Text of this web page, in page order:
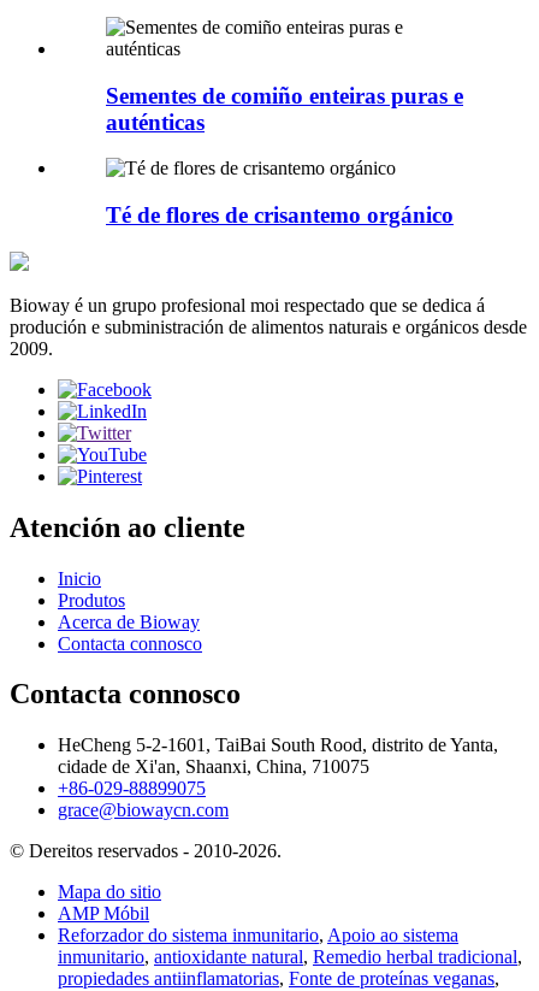
Sementes de comiño enteiras puras e
auténticas
Té de flores de crisantemo orgánico
Bioway é un grupo profesional moi respectado que se dedica á
produción e subministración de alimentos naturais e orgánicos desde
2009.
Atención ao cliente
Inicio
Produtos
Acerca de Bioway
Contacta connosco
Contacta connosco
HeCheng 5-2-1601, TaiBai South Rood, distrito de Yanta,
cidade de Xi'an, Shaanxi, China, 710075
+86-029-88899075
grace@biowaycn.com
© Dereitos reservados - 2010-2026.
Mapa do sitio
AMP Móbil
Reforzador do sistema inmunitario, Apoio ao sistema
inmunitario, antioxidante natural, Remedio herbal tradicional,
propiedades antiinflamatorias, Fonte de proteínas veganas,